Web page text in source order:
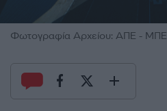
Φωτογραφία Αρχείου: ΑΠΕ - ΜΠΕ